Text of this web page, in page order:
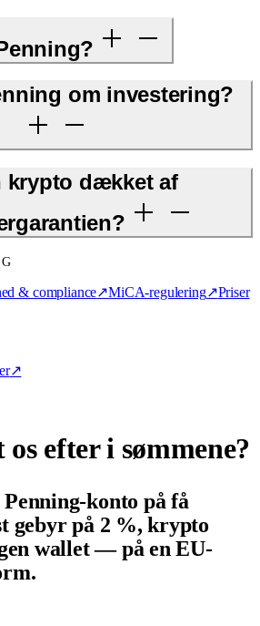
om investering?
krypto dækket af
& compliance↗MiCA-regulering↗Priser
↗
efter i sømmene?
konto på få
gebyr på 2 %, krypto
wallet — på en EU-